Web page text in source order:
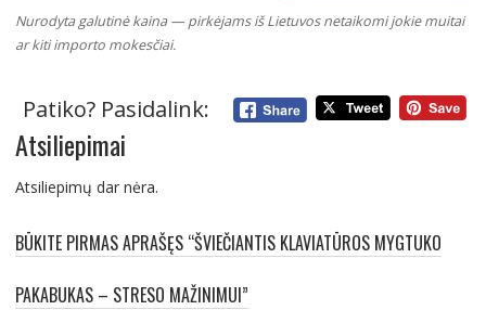
Nurodyta galutinė kaina — pirkėjams iš Lietuvos netaikomi jokie muitai
ar kiti importo mokesčiai.
Patiko? Pasidalink:
Atsiliepimai
Atsiliepimų dar nėra.
BŪKITE PIRMAS APRAŠĘS “ŠVIEČIANTIS KLAVIATŪROS MYGTUKO
PAKABUKAS – STRESO MAŽINIMUI”